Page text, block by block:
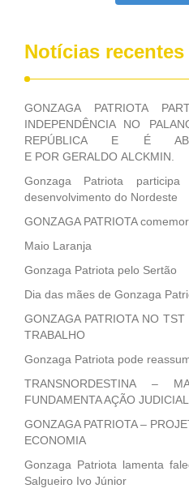
Notícias recentes
GONZAGA PATRIOTA
INDEPENDÊNCIA NO
REPÚBLICA E É
E POR GERALDO ALCKMIN.
Gonzaga Patriota
desenvolvimento do Nordeste
GONZAGA PATRIOTA
Maio Laranja
Gonzaga Patriota pelo Sertão
Dia das mães de Gonzaga
GONZAGA PATRIOTA NO
TRABALHO
Gonzaga Patriota pode
TRANSNORDESTINA –
FUNDAMENTA AÇÃO JUDICIAL
GONZAGA PATRIOTA –
ECONOMIA
Gonzaga Patriota lamenta
Salgueiro Ivo Júnior